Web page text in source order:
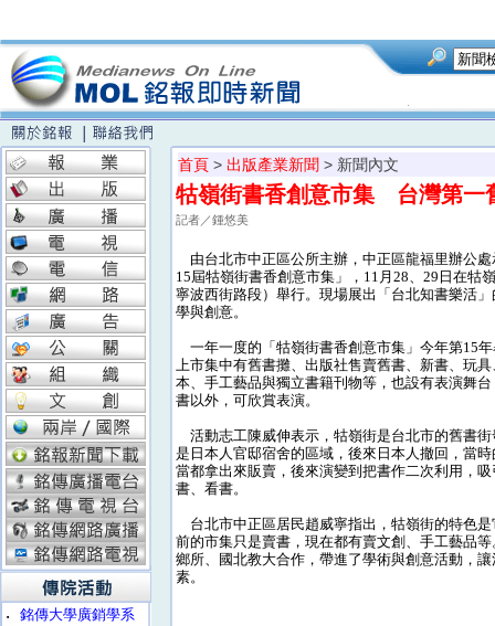
‧
銘傳大學廣銷學系
首頁 > 出版產業新聞 > 新聞內文
牯嶺街書香創意市集 台灣第一
記者／鍾悠美
由台北市中正區公所主辦，中正區龍福里辦公處
15屆牯嶺街書香創意市集」，11月28、29日在牯
寧波西街路段）舉行。現場展出「台北知書樂活
學與創意。
一年一度的「牯嶺街書香創意市集」今年第15
上市集中有舊書攤、出版社售賣舊書、新書、玩
本、手工藝品與獨立書籍刊物等，也設有表演舞
書以外，可欣賞表演。
活動志工陳威伸表示，牯嶺街是台北市的舊書
是日本人官邸宿舍的區域，後來日本人撤回，當
當都拿出來販賣，後來演變到把書作二次利用，
書、看書。
台北市中正區居民趙威寧指出，牯嶺街的特色
前的市集只是賣書，現在都有賣文創、手工藝品
鄉所、國北教大合作，帶進了學術與創意活動，
素。